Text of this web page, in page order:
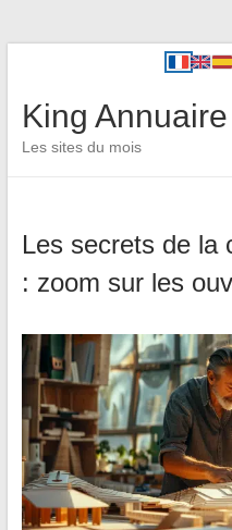
King Annuaire
Les sites du mois
Les secrets de la
: zoom sur les